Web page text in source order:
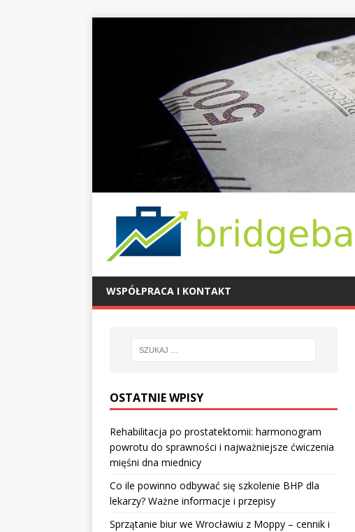
WSPÓŁPRACA I KONTAKT
OSTATNIE WPISY
Rehabilitacja po prostatektomii: harmonogram
powrotu do sprawności i najważniejsze ćwiczenia
mięśni dna miednicy
Co ile powinno odbywać się szkolenie BHP dla
lekarzy? Ważne informacje i przepisy
Sprzątanie biur we Wrocławiu z Moppy – cennik i